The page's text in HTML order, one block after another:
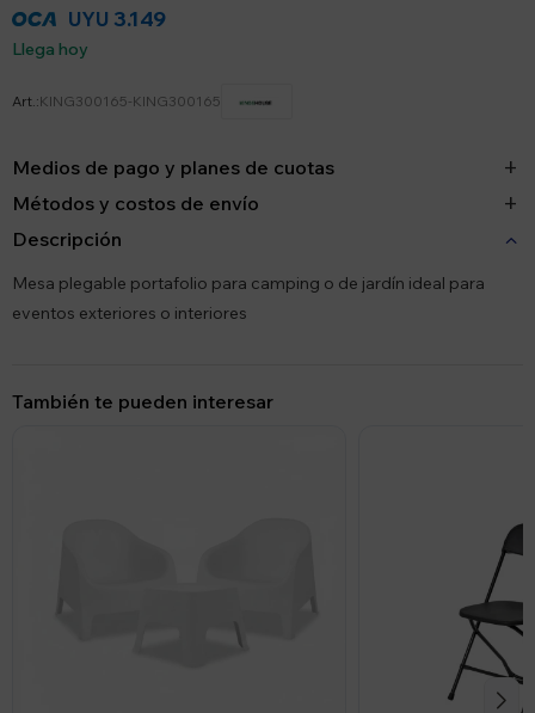
UYU 3.149
Llega hoy
KING300165-KING300165
Medios de pago y planes de cuotas
Métodos y costos de envío
Descripción
Mesa plegable portafolio para camping o de jardín ideal para
eventos exteriores o interiores
También te pueden interesar